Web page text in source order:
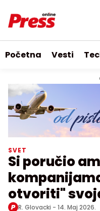
Početna Vesti
SVET
Si poručio
otvoriti"
R. Glovacki - 14. Maj 2026.